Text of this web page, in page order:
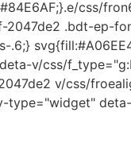
css/
.bdt-ep-
.6;}
v/css/
v/css/
type="widget"